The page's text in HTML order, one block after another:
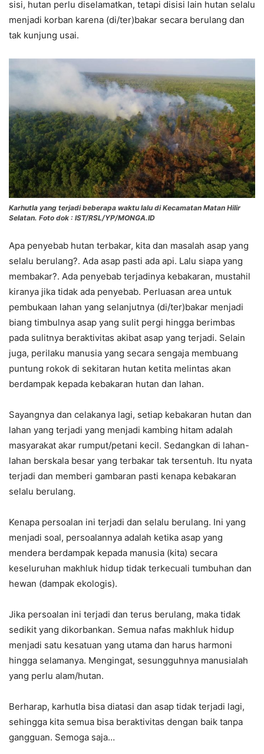
sisi, hutan perlu diselamatkan, tetapi disisi lain hutan selalu
menjadi korban karena (di/ter)bakar secara berulang dan
tak kunjung usai.
Karhutla yang terjadi beberapa waktu lalu di Kecamatan Matan Hilir
Selatan. Foto dok : IST/RSL/YP/MONGA.ID
Apa penyebab hutan terbakar, kita dan masalah asap yang
selalu berulang?. Ada asap pasti ada api. Lalu siapa yang
membakar?. Ada penyebab terjadinya kebakaran, mustahil
kiranya jika tidak ada penyebab. Perluasan area untuk
pembukaan lahan yang selanjutnya (di/ter)bakar menjadi
biang timbulnya asap yang sulit pergi hingga berimbas
pada sulitnya beraktivitas akibat asap yang terjadi. Selain
juga, perilaku manusia yang secara sengaja membuang
puntung rokok di sekitaran hutan ketita melintas akan
berdampak kepada kebakaran hutan dan lahan.
Sayangnya dan celakanya lagi, setiap kebakaran hutan dan
lahan yang terjadi yang menjadi kambing hitam adalah
masyarakat akar rumput/petani kecil. Sedangkan di lahan-
lahan berskala besar yang terbakar tak tersentuh. Itu nyata
terjadi dan memberi gambaran pasti kenapa kebakaran
selalu berulang.
Kenapa persoalan ini terjadi dan selalu berulang. Ini yang
menjadi soal, persoalannya adalah ketika asap yang
mendera berdampak kepada manusia (kita) secara
keseluruhan makhluk hidup tidak terkecuali tumbuhan dan
hewan (dampak ekologis).
Jika persoalan ini terjadi dan terus berulang, maka tidak
sedikit yang dikorbankan. Semua nafas makhluk hidup
menjadi satu kesatuan yang utama dan harus harmoni
hingga selamanya. Mengingat, sesungguhnya manusialah
yang perlu alam/hutan.
Berharap, karhutla bisa diatasi dan asap tidak terjadi lagi,
sehingga kita semua bisa beraktivitas dengan baik tanpa
gangguan. Semoga saja…